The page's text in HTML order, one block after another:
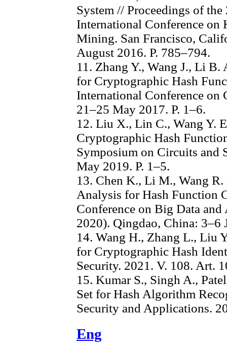
System // Proceedings of
International Conference on
Mining. San Francisco,
August 2016. P. 785–794.
11. Zhang Y., Wang J., Li
for Cryptographic Hash
International Conference
21–25 May 2017. P. 1–6.
12. Liu X., Lin C., Wang Y.
Cryptographic Hash
Symposium on Circuits and
May 2019. P. 1–5.
13. Chen K., Li M., Wang
Analysis for Hash Function
Conference on Big Data
2020). Qingdao, China: 3–6
14. Wang H., Zhang L., Liu
for Cryptographic Hash
Security. 2021. V. 108. Art.
15. Kumar S., Singh A.,
Set for Hash Algorithm
Security and Applications.
Eng